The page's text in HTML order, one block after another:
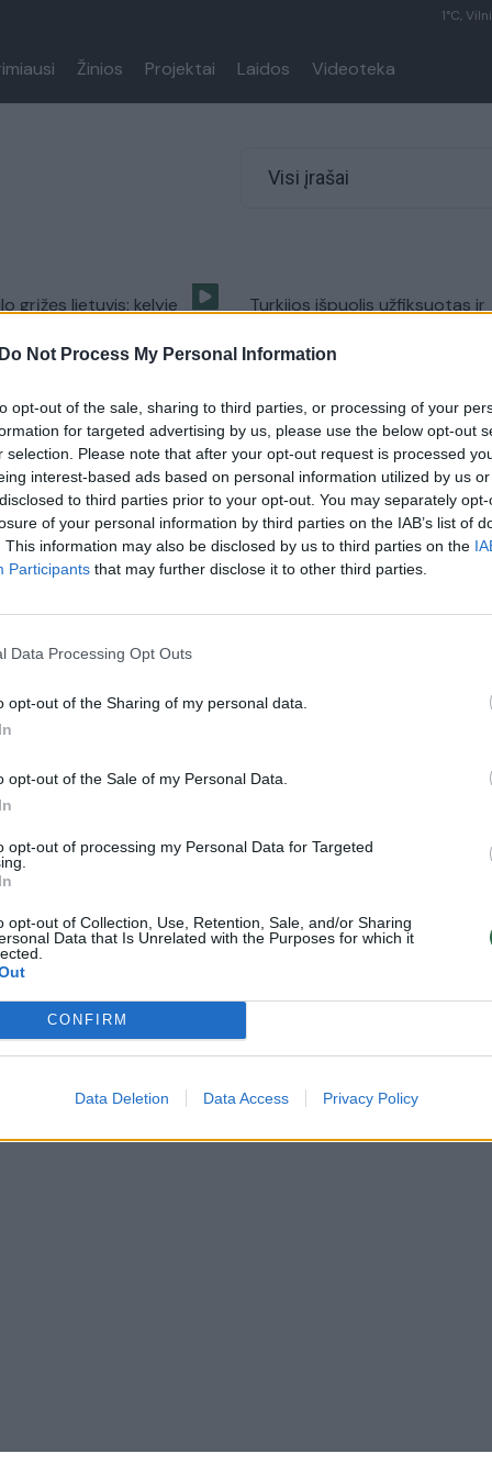
Do Not Process My Personal Information
opt-out of the sale, sharing to third parties, or processing of your
for targeted advertising by us, please use the below opt-out
selection. Please note that after your opt-out request is processed
interest-based ads based on personal information utilized by us
to third parties prior to your opt-out. You may separately
of your personal information by third parties on the IAB’s list of
This information may also be disclosed by us to third parties on the
Participants that may further disclose it to other third parties.
Data Processing Opt Outs
opt-out of the Sharing of my personal data.
opt-out of the Sale of my Personal Data.
opt-out of processing my Personal Data for Targeted
opt-out of Collection, Use, Retention, Sale, and/or Sharing
Data that Is Unrelated with the Purposes for which it
CONFIRM
Data Deletion Data Access Privacy Policy
1°C,
Žinios Projektai Laidos Videoteka
Visi įrašai
grįžęs lietuvis: kelyje
Turkijos išpuolis užfiksuotas ir
kamerose
išpuolis Stambule:
auga
„Tez Tour“ atstovė apie
Antalijoje: „Kurortuose ramu“
Žinios Lietuvos diena
vietoj Belgijos turėjo
Pasaulis
netoli Sirijos sostinės
Turkija dėl sprogdinimo
Bostono maratono
teismas